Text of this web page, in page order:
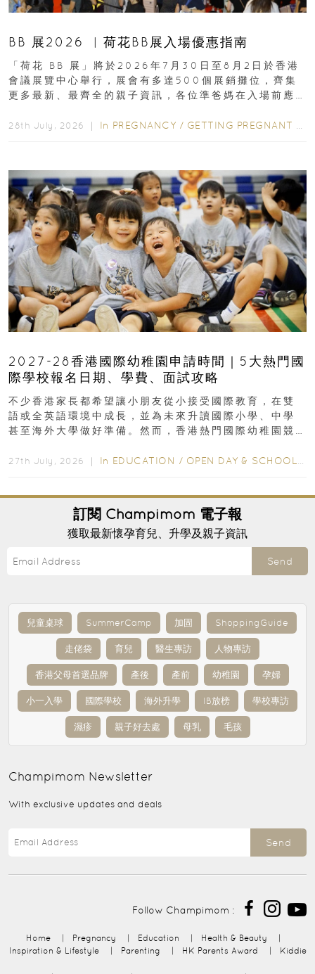
BB 展2026 ︳荷花BB展入場優惠指南
「荷花 BB 展」將於2026年7月30日至8月2日於香港
會議展覽中心舉行，展會有多達500個展銷攤位，齊集
更多最新、最齊全的親子資訊，各位準爸媽在入場前應
28th July, 2026 ｜ In PREGNANCY / GETTING PREGNANT
2027-28香港國際幼稚園申請時間｜5大熱門國
際學校報名日期、學費、面試攻略
不少香港家長都希望讓小朋友從小接受國際教育，在雙
語或全英語環境中成長，並為未來升讀國際小學、中學
甚至海外大學做好準備。然而，香港熱門國際幼稚園競
27th July, 2026 ｜ In EDUCATION / OPEN DAY & SCHOOL EVENTS
訂閱 Champimom 電子報
獲取最新懷孕育兒、升學及親子資訊
Send
兒童桌球 SummerCamp 加固 ShoppingGuide
走佬袋 育兒 醫生專訪 人物專訪
香港父母首選品牌 產後 產前 幼稚園 孕婦
小一入學 國際學校 海外升學 IB放榜 學校專訪
濕疹 親子好去處 母乳 毛孩
Champimom Newsletter
With exclusive updates and deals
Send
Follow Champimom :
Home | Pregnancy | Education | Health & Beauty
|
Inspiration & Lifestyle
| Parenting | HK Parents Award | Kiddie